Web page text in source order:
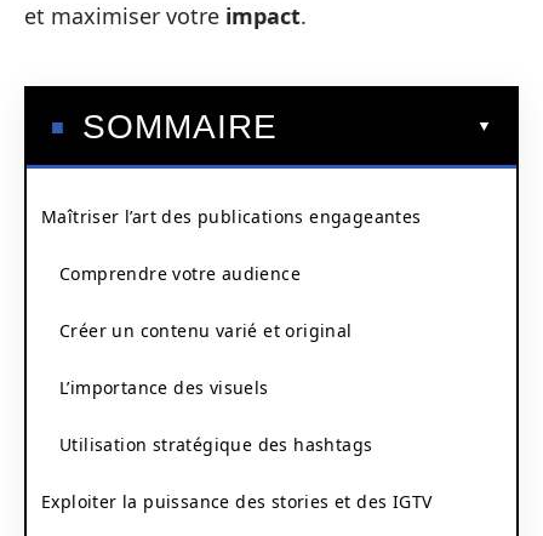
et maximiser votre impact.
SOMMAIRE
Maîtriser l’art des publications engageantes
Comprendre votre audience
Créer un contenu varié et original
L’importance des visuels
Utilisation stratégique des hashtags
Exploiter la puissance des stories et des IGTV